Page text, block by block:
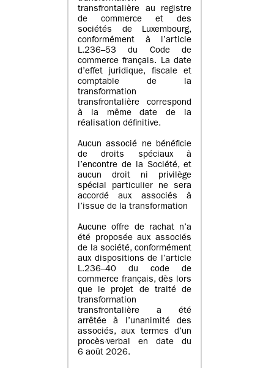
transfrontalière au registre
de commerce et des
sociétés de Luxembourg,
conformément à l’article
L.236–53 du Code de
commerce français. La date
d’effet juridique, fiscale et
comptable de la
transformation
transfrontalière correspond
à la même date de la
réalisation définitive.
Aucun associé ne bénéficie
de droits spéciaux à
l’encontre de la Société, et
aucun droit ni privilège
spécial particulier ne sera
accordé aux associés à
l’issue de la transformation
Aucune offre de rachat n’a
été proposée aux associés
de la société, conformément
aux dispositions de l’article
L.236–40 du code de
commerce français, dès lors
que le projet de traité de
transformation
transfrontalière a été
arrêtée à l’unanimité des
associés, aux termes d’un
procès-verbal en date du
6 août 2026.